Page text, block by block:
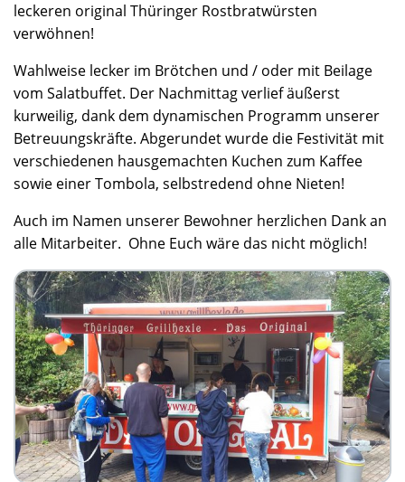
leckeren original Thüringer Rostbratwürsten
verwöhnen!
Wahlweise lecker im Brötchen und / oder mit Beilage
vom Salatbuffet. Der Nachmittag verlief äußerst
kurweilig, dank dem dynamischen Programm unserer
Betreuungskräfte. Abgerundet wurde die Festivität mit
verschiedenen hausgemachten Kuchen zum Kaffee
sowie einer Tombola, selbstredend ohne Nieten!
Auch im Namen unserer Bewohner herzlichen Dank an
alle Mitarbeiter. Ohne Euch wäre das nicht möglich!